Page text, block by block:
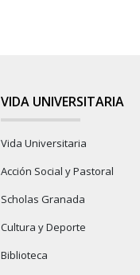
VIDA UNIVERSITARIA
Vida Universitaria
Acción Social y Pastoral
Scholas Granada
Cultura y Deporte
Biblioteca